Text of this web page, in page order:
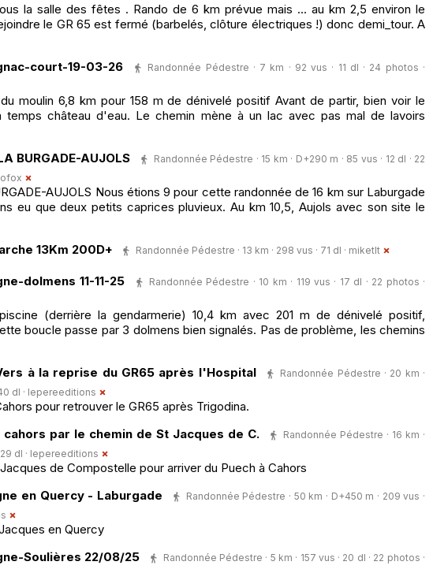
la salle des fêtes . Rando de 6 km prévue mais ... au km 2,5 environ le
le GR 65 est fermé (barbelés, clôture électriques !) donc demi_tour. A
court-19-03-26
Randonnée Pédestre · 7 km · 92 vus · 11 dl · 24 photos ·
moulin 6,8 km pour 158 m de dénivelé positif Avant de partir, bien voir le
temps château d'eau. Le chemin mène à un lac avec pas mal de lavoirs
BURGADE-AUJOLS
Randonnée Pédestre · 15 km · D+290 m · 85 vus · 12 dl · 22
AUJOLS Nous étions 9 pour cette randonnée de 16 km sur Laburgade
eu que deux petits caprices pluvieux. Au km 10,5, Aujols avec son site le
13Km 200D+
Randonnée Pédestre · 13 km · 298 vus · 71 dl · miketlt
dolmens 11-11-25
Randonnée Pédestre · 10 km · 119 vus · 17 dl · 22 photos ·
(derrière la gendarmerie) 10,4 km avec 201 m de dénivelé positif,
boucle passe par 3 dolmens bien signalés. Pas de problème, les chemins
à la reprise du GR65 après l'Hospital
Randonnée Pédestre · 20 km ·
dl · lepereeditions
pour retrouver le GR65 après Trigodina.
par le chemin de St Jacques de C.
Randonnée Pédestre · 16 km ·
dl · lepereeditions
de Compostelle pour arriver du Puech à Cahors
en Quercy - Laburgade
Randonnée Pédestre · 50 km · D+450 m · 209 vus ·
en Quercy
Soulières 22/08/25
Randonnée Pédestre · 5 km · 157 vus · 20 dl · 22 photos ·